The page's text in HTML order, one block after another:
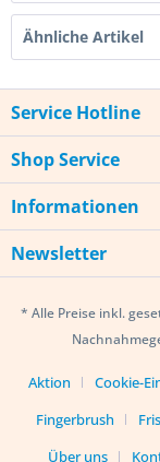
Ähnliche Artikel
Service Hotline
Shop Service
Informationen
Newsletter
* Alle Preise inkl.
Aktion Cookie-
Fingerbrush
Über uns